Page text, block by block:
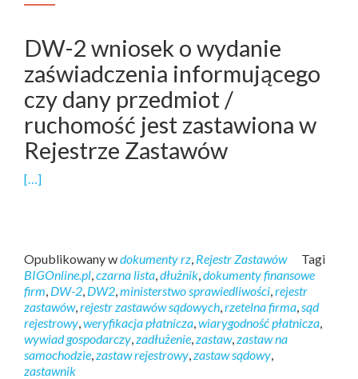
DW-2 wniosek o wydanie
zaświadczenia informującego
czy dany przedmiot /
ruchomość jest zastawiona w
Rejestrze Zastawów
[…]
Opublikowany wdokumenty rz Rejestr Zastawów
Tagi
BIGOnline.pl czarna lista dłużnik dokumenty finansowe
firm DW-2 DW2 ministerstwo sprawiedliwości rejestr
zastawów, rejestr zastawów sądowych rzetelna firma sąd
rejestrowy weryfikacja płatnicza wiarygodność płatnicza
wywiad gospodarczy zadłużenie zastaw, zastaw na
samochodzie zastaw rejestrowy zastaw sądowy
zastawnik